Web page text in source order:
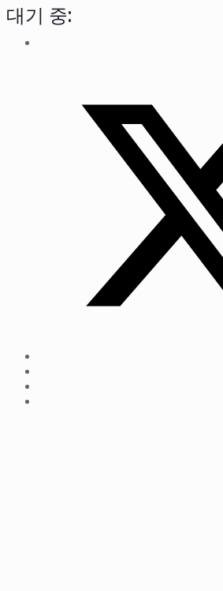
대기 중: